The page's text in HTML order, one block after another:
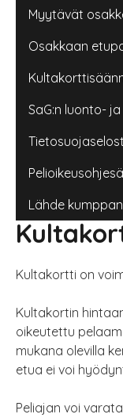
Myytävät
Osakkaan
SaG:n luonto-
Lähde
Kultakortti on
Kultakortin
oikeutettu
mukana olevilla
etua ei voi
Peliajan voi